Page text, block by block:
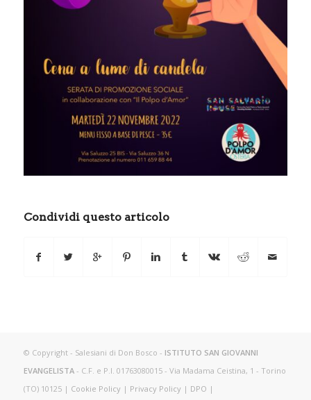
Condividi questo articolo
© Copyright - Salesiani di Don Bosco - ISTITUTO SAN GIOVANNI
EVANGELISTA- C.F. e P.I. 01763080015 - Via Madama Ceistina, 1 - Torino
(TO) 10125 | Cookie Policy| Privacy Policy| DPO |